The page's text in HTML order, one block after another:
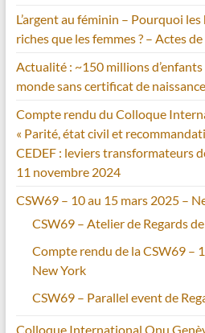
L’argent au féminin – Pourquoi
riches que les femmes ? – Actes
Actualité : ~150 millions
monde sans certificat de
Compte rendu du Colloque
« Parité, état civil et
CEDEF : leviers transformateurs
11 novembre 2024
CSW69 – 10 au 15 mars 2025 –
CSW69 – Atelier de Regards
Compte rendu de la CSW69 –
New York
CSW69 – Parallel event de
Colloque International Onu